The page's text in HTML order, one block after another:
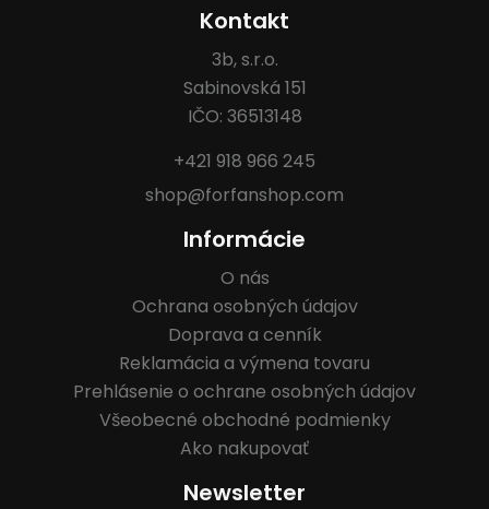
Kontakt
3b, s.r.o.
Sabinovská 151
IČO: 36513148
+421 918 966 245
shop@forfanshop.com
Informácie
O nás
Ochrana osobných údajov
Doprava a cenník
Reklamácia a výmena tovaru
Prehlásenie o ochrane osobných údajov
Všeobecné obchodné podmienky
Ako nakupovať
Newsletter